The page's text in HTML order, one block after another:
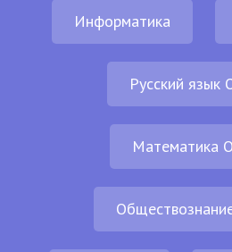
Информатика
Русский язык
Математика